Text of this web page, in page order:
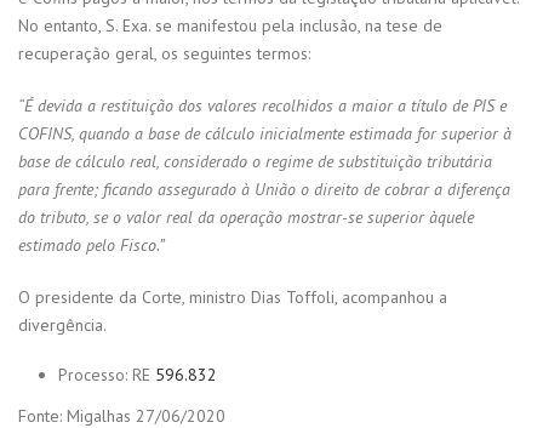
No entanto, S. Exa. se manifestou pela inclusão, na tese de
recuperação geral, os seguintes termos:
“É devida a restituição dos valores recolhidos a maior a título de PIS e
COFINS, quando a base de cálculo inicialmente estimada for superior à
base de cálculo real, considerado o regime de substituição tributária
para frente; ficando assegurado à União o direito de cobrar a diferença
do tributo, se o valor real da operação mostrar-se superior àquele
estimado pelo Fisco.”
O presidente da Corte, ministro Dias Toffoli, acompanhou a
divergência.
Processo: RE 596.832
Fonte: Migalhas 27/06/2020